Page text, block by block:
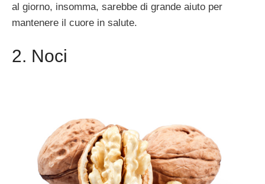
al giorno, insomma, sarebbe di grande aiuto per
mantenere il cuore in salute.
2. Noci